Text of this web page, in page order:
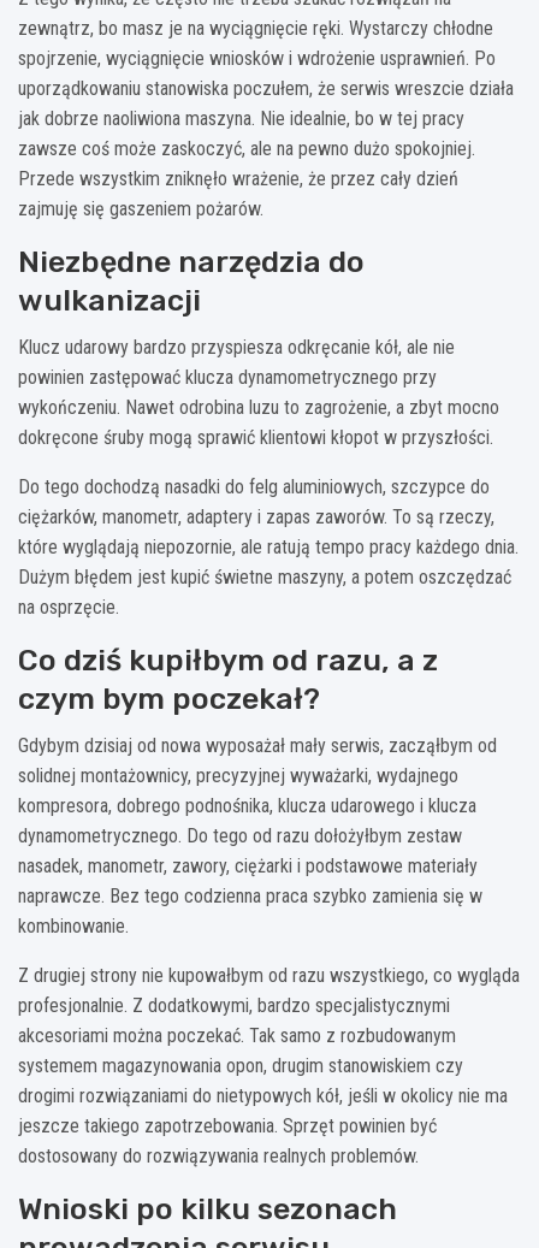
zewnątrz, bo masz je na wyciągnięcie ręki. Wystarczy chłodne
spojrzenie, wyciągnięcie wniosków i wdrożenie usprawnień. Po
uporządkowaniu stanowiska poczułem, że serwis wreszcie działa
jak dobrze naoliwiona maszyna. Nie idealnie, bo w tej pracy
zawsze coś może zaskoczyć, ale na pewno dużo spokojniej.
Przede wszystkim zniknęło wrażenie, że przez cały dzień
zajmuję się gaszeniem pożarów.
Niezbędne narzędzia do
wulkanizacji
Klucz udarowy bardzo przyspiesza odkręcanie kół, ale nie
powinien zastępować klucza dynamometrycznego przy
wykończeniu. Nawet odrobina luzu to zagrożenie, a zbyt mocno
dokręcone śruby mogą sprawić klientowi kłopot w przyszłości.
Do tego dochodzą nasadki do felg aluminiowych, szczypce do
ciężarków, manometr, adaptery i zapas zaworów. To są rzeczy,
które wyglądają niepozornie, ale ratują tempo pracy każdego dnia.
Dużym błędem jest kupić świetne maszyny, a potem oszczędzać
na osprzęcie.
Co dziś kupiłbym od razu, a z
czym bym poczekał?
Gdybym dzisiaj od nowa wyposażał mały serwis, zacząłbym od
solidnej montażownicy, precyzyjnej wyważarki, wydajnego
kompresora, dobrego podnośnika, klucza udarowego i klucza
dynamometrycznego. Do tego od razu dołożyłbym zestaw
nasadek, manometr, zawory, ciężarki i podstawowe materiały
naprawcze. Bez tego codzienna praca szybko zamienia się w
kombinowanie.
Z drugiej strony nie kupowałbym od razu wszystkiego, co wygląda
profesjonalnie. Z dodatkowymi, bardzo specjalistycznymi
akcesoriami można poczekać. Tak samo z rozbudowanym
systemem magazynowania opon, drugim stanowiskiem czy
drogimi rozwiązaniami do nietypowych kół, jeśli w okolicy nie ma
jeszcze takiego zapotrzebowania. Sprzęt powinien być
dostosowany do rozwiązywania realnych problemów.
Wnioski po kilku sezonach